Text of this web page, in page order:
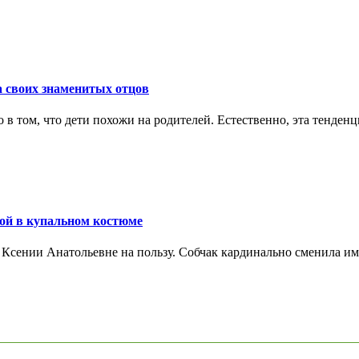
знаменитых отцов
в том, что дети похожи на родителей. Естественно, эта
в купальном костюме
Анатольевне на пользу. Собчак кардинально сменила